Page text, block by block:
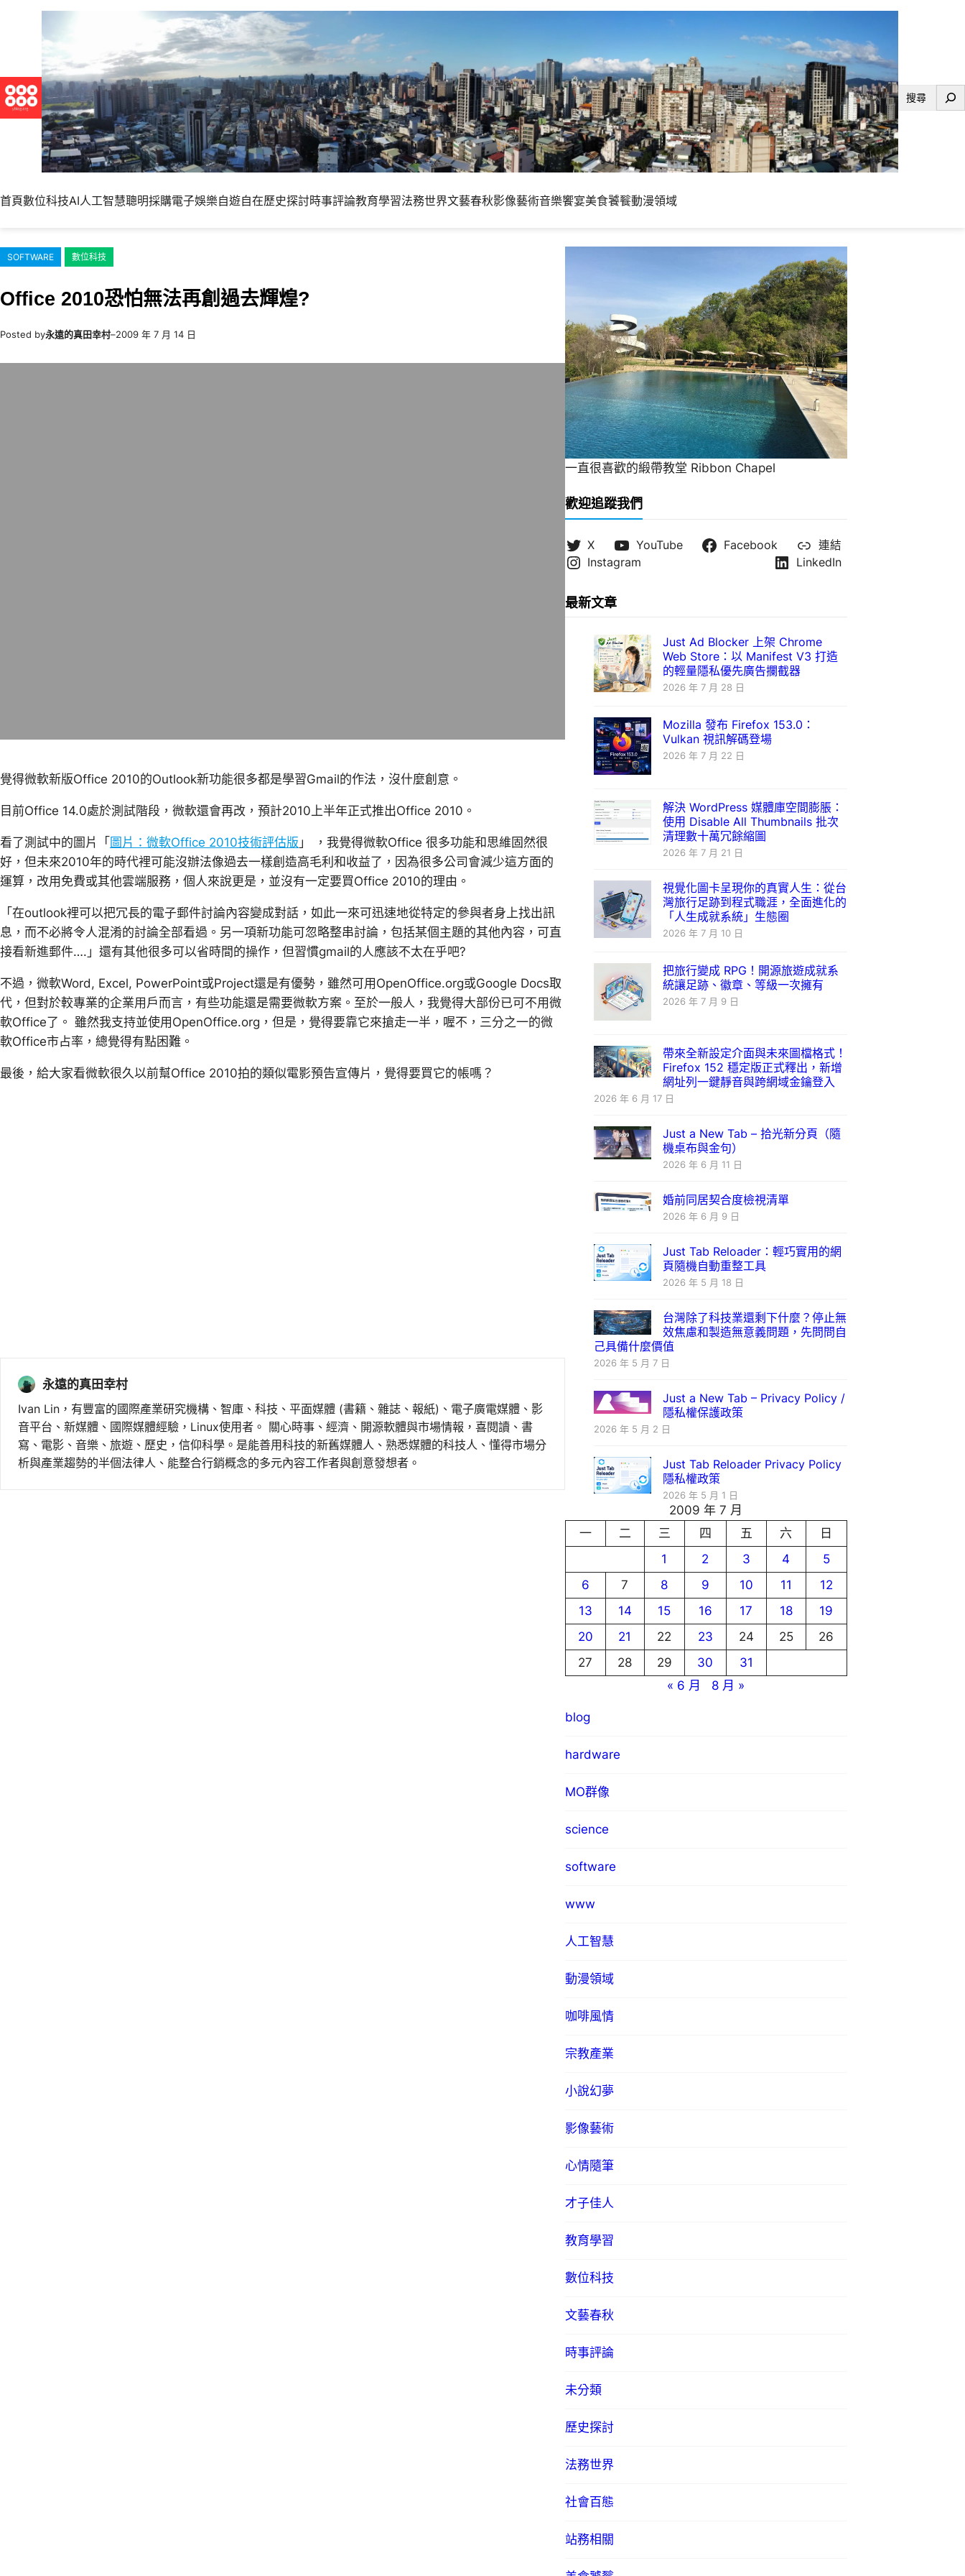
內
容
搜
首頁數位科技AI人工智慧聰明採購電子娛樂自遊自在歷史探討時事評論教育學習法務世界文藝春秋影像藝術音樂饗宴美食饕餮動漫領域
SOFTWARE 數位科技
Office 2010恐怕無法再創過去輝煌?
Posted by永遠的真田幸村–2009 年 7 月 14 日
覺得微軟新版Office 2010的Outlook新功能很多都是學習Gmail的作法，沒什麼創意。
目前Office 14.0處於測試階段，微軟還會再改，預計2010上半年正式推出Office 2010。
看了測試中的圖片「 圖片：微軟Office 2010技術評估版 」 ，我覺得微軟Office 很多功能和思維固然很
好，但未來2010年的時代裡可能沒辦法像過去一樣創造高毛利和收益了，因為很多公司會減少這方面的
運算，改用免費或其他雲端服務，個人來說更是，並沒有一定要買Office 2010的理由。
「在outlook裡可以把冗長的電子郵件討論內容變成對話，如此一來可迅速地從特定的參與者身上找出訊
息，而不必將令人混淆的討論全部看過。另一項新功能可忽略整串討論，包括某個主題的其他內容，可直
接看新進郵件….」還有其他很多可以省時間的操作，但習慣gmail的人應該不太在乎吧?
不過，微軟Word, Excel, PowerPoint或Project還是有優勢，雖然可用OpenOffice.org或Google Docs取
代，但對於較專業的企業用戶而言，有些功能還是需要微軟方案。至於一般人，我覺得大部份已可不用微
軟Office了。 雖然我支持並使用OpenOffice.org，但是，覺得要靠它來搶走一半，喔不，三分之一的微
軟Office市占率，總覺得有點困難。
最後，給大家看微軟很久以前幫Office 2010拍的類似電影預告宣傳片，覺得要買它的帳嗎？
永遠的真田幸村
Ivan Lin，有豐富的國際產業研究機構、智庫、科技、平面媒體 (書籍、雜誌、報紙)、電子廣電媒體、影
音平台、新媒體、國際媒體經驗，Linux使用者。 關心時事、經濟、開源軟體與市場情報，喜閱讀、書
寫、電影、音樂、旅遊、歷史，信仰科學。是能善用科技的新舊媒體人、熟悉媒體的科技人、懂得市場分
析與產業趨勢的半個法律人、能整合行銷概念的多元內容工作者與創意發想者。
一直很喜歡的緞帶教堂 Ribbon Chapel
歡迎追蹤我們
X YouTube Facebook
連結
Instagram
LinkedIn
最新文章
Just Ad Blocker 上架 Chrome
Web Store：以 Manifest V3 打造
的輕量隱私優先廣告攔截器
2026 年 7 月 28 日
Mozilla 發布 Firefox 153.0：
Vulkan 視訊解碼登場
2026 年 7 月 22 日
解決 WordPress 媒體庫空間膨脹：
使用 Disable All Thumbnails 批次
清理數十萬冗餘縮圖
2026 年 7 月 21 日
視覺化圖卡呈現你的真實人生：從台
灣旅行足跡到程式職涯，全面進化的
「人生成就系統」生態圈
2026 年 7 月 10 日
把旅行變成 RPG！開源旅遊成就系
統讓足跡、徽章、等級一次擁有
2026 年 7 月 9 日
帶來全新設定介面與未來圖檔格式！
Firefox 152 穩定版正式釋出，新增
網址列一鍵靜音與跨網域金鑰登入
2026 年 6 月 17 日
Just a New Tab – 拾光新分頁（隨
機桌布與金句）
2026 年 6 月 11 日
婚前同居契合度檢視清單
2026 年 6 月 9 日
Just Tab Reloader：輕巧實用的網
頁隨機自動重整工具
2026 年 5 月 18 日
台灣除了科技業還剩下什麼？停止無
效焦慮和製造無意義問題，先問問自
己具備什麼價值
2026 年 5 月 7 日
Just a New Tab – Privacy Policy /
隱私權保護政策
2026 年 5 月 2 日
Just Tab Reloader Privacy Policy
隱私權政策
2026 年 5 月 1 日
2009 年 7 月
一
二 三 四 五 六
日
1
2 3 4
5
6
7 8 9 10 11
12
13
14 15 16 17 18
19
20
21 22 23 24 25
26
27
28 29 30
31
« 6 月
8 月 »
blog
hardware
MO群像
science
software
www
人工智慧
動漫領域
咖啡風情
宗教產業
小說幻夢
影像藝術
心情隨筆
才子佳人
教育學習
數位科技
文藝春秋
時事評論
未分類
歷史探討
法務世界
社會百態
站務相關